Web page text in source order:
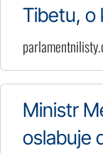
Tibetu, o
Ministr
oslabuje